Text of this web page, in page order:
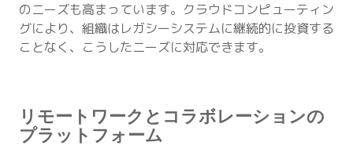
のニーズも高まっています。クラウドコンピューティン
グにより、組織はレガシーシステムに継続的に投資する
ことなく、こうしたニーズに対応できます。
リモートワークとコラボレーションの
プラットフォーム